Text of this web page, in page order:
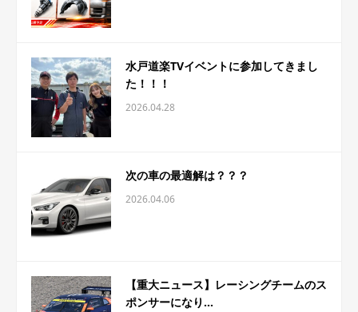
水戸道楽TVイベントに参加してきまし
た！！！
2026.04.28
次の車の最適解は？？？
2026.04.06
【重大ニュース】レーシングチームのス
ポンサーになり...